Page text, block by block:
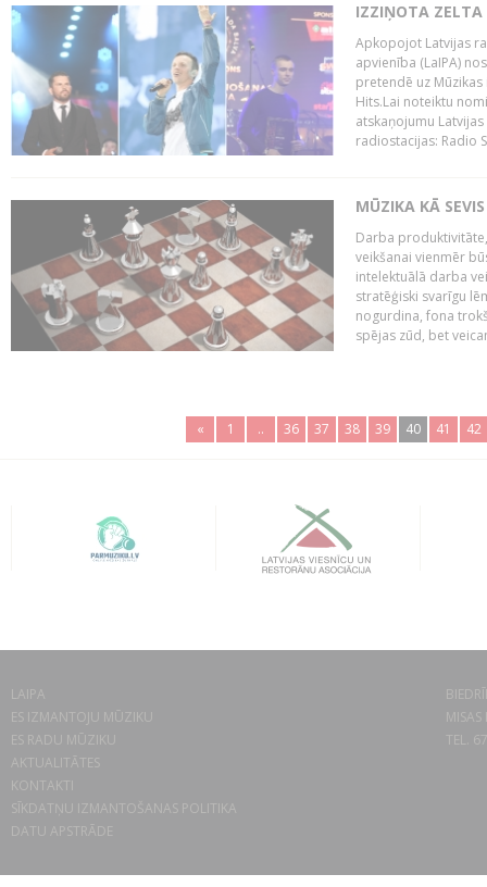
IZZIŅOTA ZELTA
Apkopojot Latvijas
apvienība (LaIPA)
pretendē uz
Hits.Lai noteiktu
atskaņojumu
radiostacijas: Radio
MŪZIKA KĀ
Darba
veikšanai vienmēr
intelektuālā darba
stratēģiski svarīgu
nogurdina, fona
spējas zūd, bet
« 1 .. 36 37 38 39 40 41 42
LAIPA
ES IZMANTOJU MŪZIKU
ES RADU MŪZIKU
AKTUALITĀTES
KONTAKTI
SĪKDATŅU IZMANTOŠANAS POLITIKA
DATU APSTRĀDE
TEL.